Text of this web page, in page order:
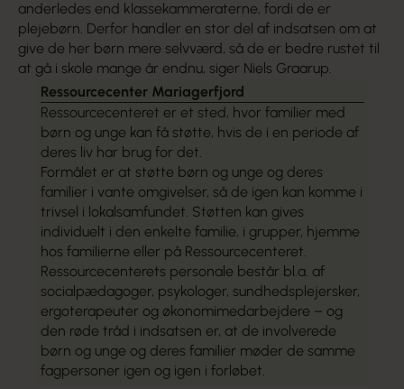
anderledes end klassekammeraterne, fordi de er
plejebørn. Derfor handler en stor del af indsatsen om at
give de her børn mere selvværd, så de er bedre rustet til
at gå i skole mange år endnu, siger Niels Graarup.
Ressourcecenter Mariagerfjord
Ressourcecenteret er et sted, hvor familier med
børn og unge kan få støtte, hvis de i en periode af
deres liv har brug for det.
Formålet er at støtte børn og unge og deres
familier i vante omgivelser, så de igen kan komme i
trivsel i lokalsamfundet. Støtten kan gives
individuelt i den enkelte familie, i grupper, hjemme
hos familierne eller på Ressourcecenteret.
Ressourcecenterets personale består bl.a. af
socialpædagoger, psykologer, sundhedsplejersker,
ergoterapeuter og økonomimedarbejdere – og
den røde tråd i indsatsen er, at de involverede
børn og unge og deres familier møder de samme
fagpersoner igen og igen i forløbet.